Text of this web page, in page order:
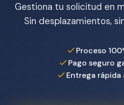
Gestiona tu solicitud en
Sin desplazamientos,
Proceso
Pago seguro
Entrega